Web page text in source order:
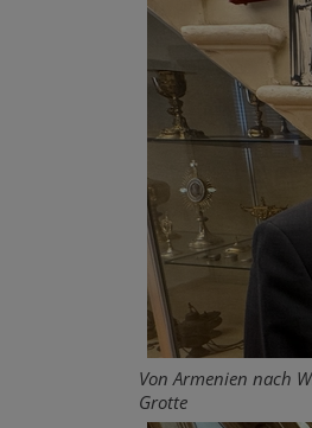
Von Armenien nach
Grotte